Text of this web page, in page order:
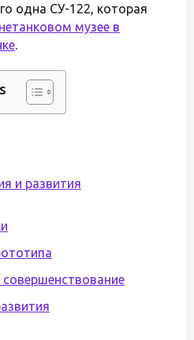
одна СУ-122, которая
музее в
.
и развития